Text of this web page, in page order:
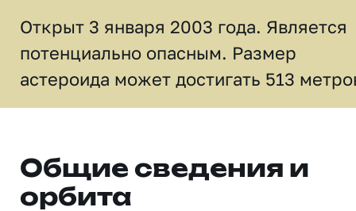
Открыт 3 января 2003 года. Является
потенциально опасным. Размер
астероида может достигать 513
Общие сведения и
орбита